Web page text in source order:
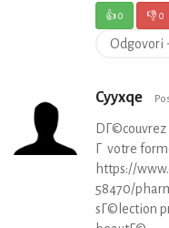
👍0 👎0
Odgovori
Cyyxqe
Г votre
https://
58470/
sГ©lection